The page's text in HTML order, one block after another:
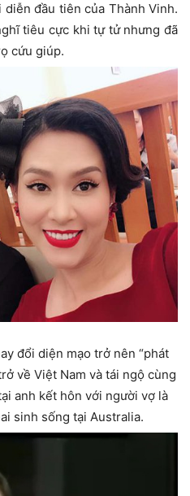
đầu tiên của Thành Vinh.
tiêu cực khi tự tử nhưng đã
cứu giúp.
đổi diện mạo trở nên “phát
về Việt Nam và tái ngộ cùng
anh kết hôn với người vợ là
sinh sống tại Australia.